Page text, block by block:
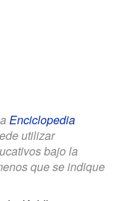
Enciclopedia
utilizar
bajo la
que se indique